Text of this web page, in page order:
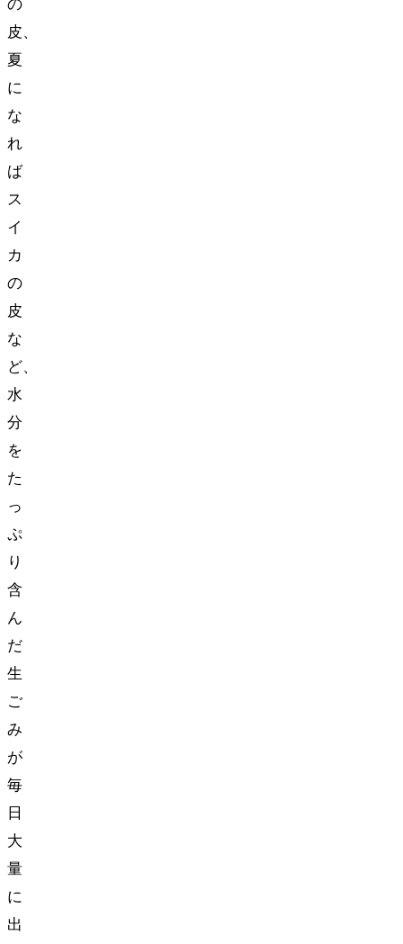
の
皮、
夏
に
な
れ
ば
ス
イ
カ
の
皮
な
ど、
水
分
を
た
っ
ぷ
り
含
ん
だ
生
ご
み
が
毎
日
大
量
に
出